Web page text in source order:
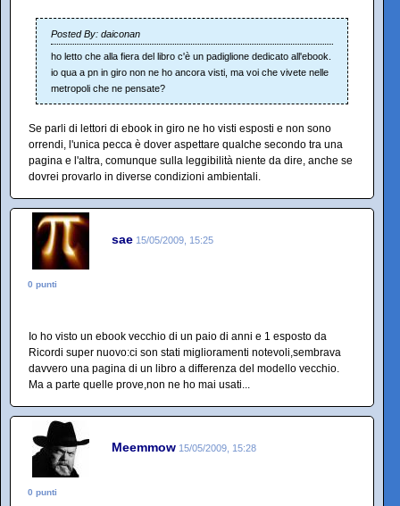
Posted By: daiconan
ho letto che alla fiera del libro c'è un padiglione dedicato all'ebook.
io qua a pn in giro non ne ho ancora visti, ma voi che vivete nelle
metropoli che ne pensate?
Se parli di lettori di ebook in giro ne ho visti esposti e non sono
orrendi, l'unica pecca è dover aspettare qualche secondo tra una
pagina e l'altra, comunque sulla leggibilità niente da dire, anche se
dovrei provarlo in diverse condizioni ambientali.
sae 15/05/2009, 15:25
0 punti
Io ho visto un ebook vecchio di un paio di anni e 1 esposto da
Ricordi super nuovo:ci son stati miglioramenti notevoli,sembrava
davvero una pagina di un libro a differenza del modello vecchio.
Ma a parte quelle prove,non ne ho mai usati...
Meemmow 15/05/2009, 15:28
0 punti